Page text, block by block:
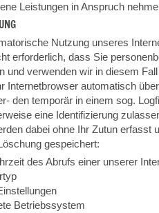
Leistungen in Anspruch
Nutzung unseres
erforderlich, dass Sie
und verwenden wir in diesem
Internetbrowser automatisch
den temporär in einem sog.
eine Identifizierung
dabei ohne Ihr Zutun erfasst
gespeichert:
des Abrufs einer unserer
Betriebssystem